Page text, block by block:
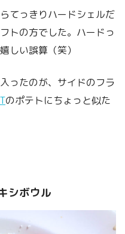
てっきりハードシェルだ
トの方でした。ハードっ
しい誤算（笑）
ったのが、サイドのフラ
のポテトにちょっと似た
シボウル